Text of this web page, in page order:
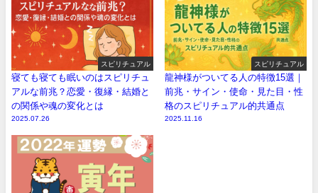
スピリチュアル
寝ても寝ても眠いのはスピリチュ
アルな前兆？恋愛・復縁・結婚と
の関係や魂の変化とは
2025.07.26
スピリチュアル
龍神様がついてる人の特徴15選｜
前兆・サイン・使命・見た目・性
格のスピリチュアル的共通点
2025.11.16